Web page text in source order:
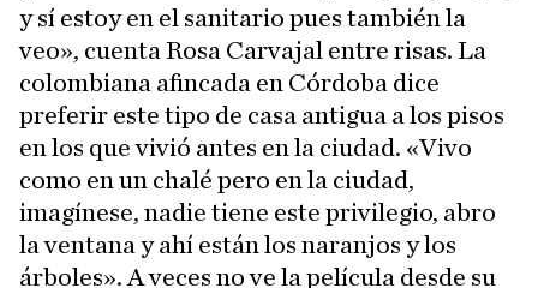
y sí estoy en el sanitario pues también la
veo», cuenta Rosa Carvajal entre risas. La
colombiana afincada en Córdoba dice
preferir este tipo de casa antigua a los pisos
en los que vivió antes en la ciudad. «Vivo
como en un chalé pero en la ciudad,
imagínese, nadie tiene este privilegio, abro
la ventana y ahí están los naranjos y los
árboles». A veces no ve la película desde su